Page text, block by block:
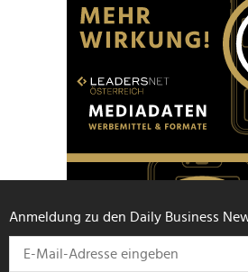
Anmeldung zu den Daily Business